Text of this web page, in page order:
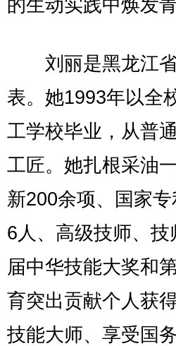
的生动实践中焕发
刘丽是黑龙江省
表。她1993年以全
工学校毕业，从普
工匠。她扎根采油
新200余项、国家
6人、高级技师、
届中华技能大奖和
育突出贡献个人获
技能大师、享受国